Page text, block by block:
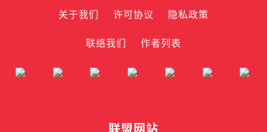
关于我们 许可协议
隐私政策
联络我们
作者列表
联盟网站